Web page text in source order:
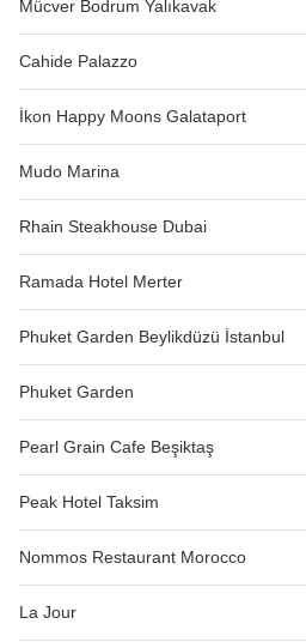
Mücver Bodrum Yalıkavak
Cahide Palazzo
İkon Happy Moons Galataport
Mudo Marina
Rhain Steakhouse Dubai
Ramada Hotel Merter
Phuket Garden Beylikdüzü İstanbul
Phuket Garden
Pearl Grain Cafe Beşiktaş
Peak Hotel Taksim
Nommos Restaurant Morocco
La Jour